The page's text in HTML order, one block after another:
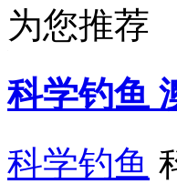
为您推荐
科学钓鱼
科学钓鱼